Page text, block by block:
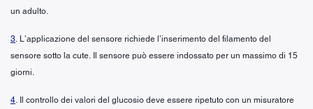
un adulto.
3. L’applicazione del sensore richiede l’inserimento del filamento del
sensore sotto la cute. Il sensore può essere indossato per un massimo di 15
giorni.
4. Il controllo dei valori del glucosio deve essere ripetuto con un misuratore